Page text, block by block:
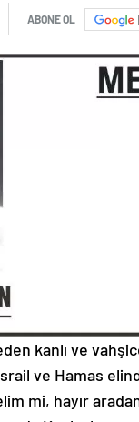
ABONE OL
kanlı ve
ve Hamas
mi, hayır